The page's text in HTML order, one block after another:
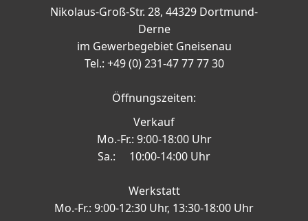
Nikolaus-Groß-Str. 28, 44329 Dortmund-
Derne
im Gewerbegebiet Gneisenau
Tel.: +49 (0) 231-47 77 77 30
Öffnungszeiten:
Verkauf
Mo.-Fr.: 9:00-18:00 Uhr
Sa.: 10:00-14:00 Uhr
Werkstatt
Mo.-Fr.: 9:00-12:30 Uhr, 13:30-18:00 Uhr